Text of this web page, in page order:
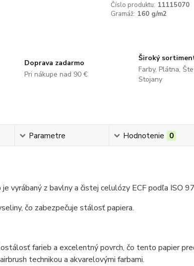
Číslo produktu: 11115070
Gramáž: 160 g/m2
Doprava zadarmo
Pri nákupe nad 90 €
Široký
Farby, Plátna,
Stojany
Parametre Hodnotenie 0
vyrábaný z bavlny a čistej celulózy ECF podľa ISO
čo zabezpečuje stálosť papiera.
farieb a excelentný povrch, čo tento papier
technikou a akvarelovými farbami.